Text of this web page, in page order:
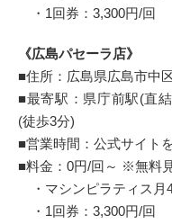
・1回券：3,300円/回
《広島パセーラ店》
■住所：広島県広島市中
■最寄駅：県庁前駅(直
(徒歩3分)
■営業時間：公式サイト
■料金：0円/回～ ※無料
・マシンピラティス月
・1回券：3,300円/回